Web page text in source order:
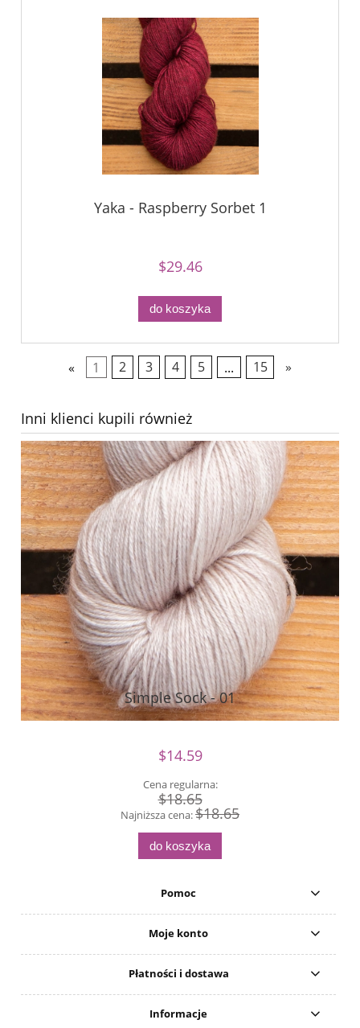
Yaka - Raspberry Sorbet 1
$29.46
do koszyka
« 1 2 3 4 5 ... 15 »
Inni klienci kupili również
Simple Sock - 01
$14.59
Cena regularna:
$18.65
Najniższa cena:$18.65
do koszyka
Pomoc
Moje konto
Płatności i dostawa
Informacje